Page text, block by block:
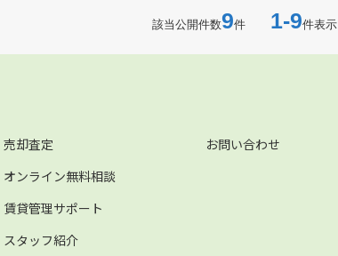
該当公開件数9件 1-9件表示
売却査定
オンライン無料相談
賃貸管理サポート
スタッフ紹介
お問い合わせ